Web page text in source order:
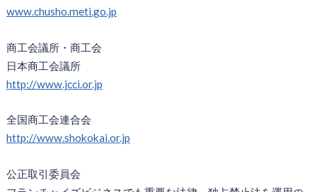
www.chusho.meti.go.jp
商工会議所・商工会
日本商工会議所
http://www.jcci.or.jp
全国商工会連合会
http://www.shokokai.or.jp
公正取引委員会